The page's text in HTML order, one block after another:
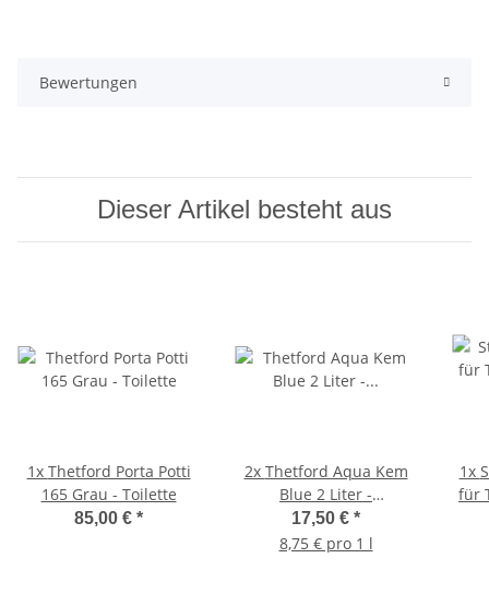
Bewertungen
Dieser Artikel besteht aus
1x Thetford Porta Potti
165 Grau - Toilette
85,00 € *
2x Thetford Aqua Kem
Blue 2 Liter -
Sanitärflüssigkeit
17,50 € *
8,75 € pro 1 l
1x
für